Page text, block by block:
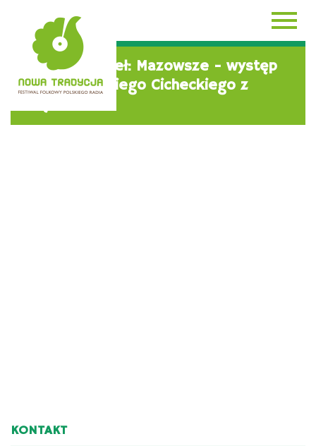
Muzyka Źródeł: Mazowsze - występ
kapeli Antoniego Cicheckiego z
KONTAKT